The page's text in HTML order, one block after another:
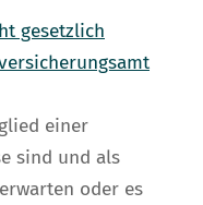
gesetzlich
einer
sind und als
oder es